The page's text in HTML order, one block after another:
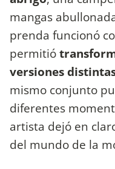
mangas
prenda funcionó
permitió
versiones
mismo conjunto
diferentes
artista dejó en
del mundo de la